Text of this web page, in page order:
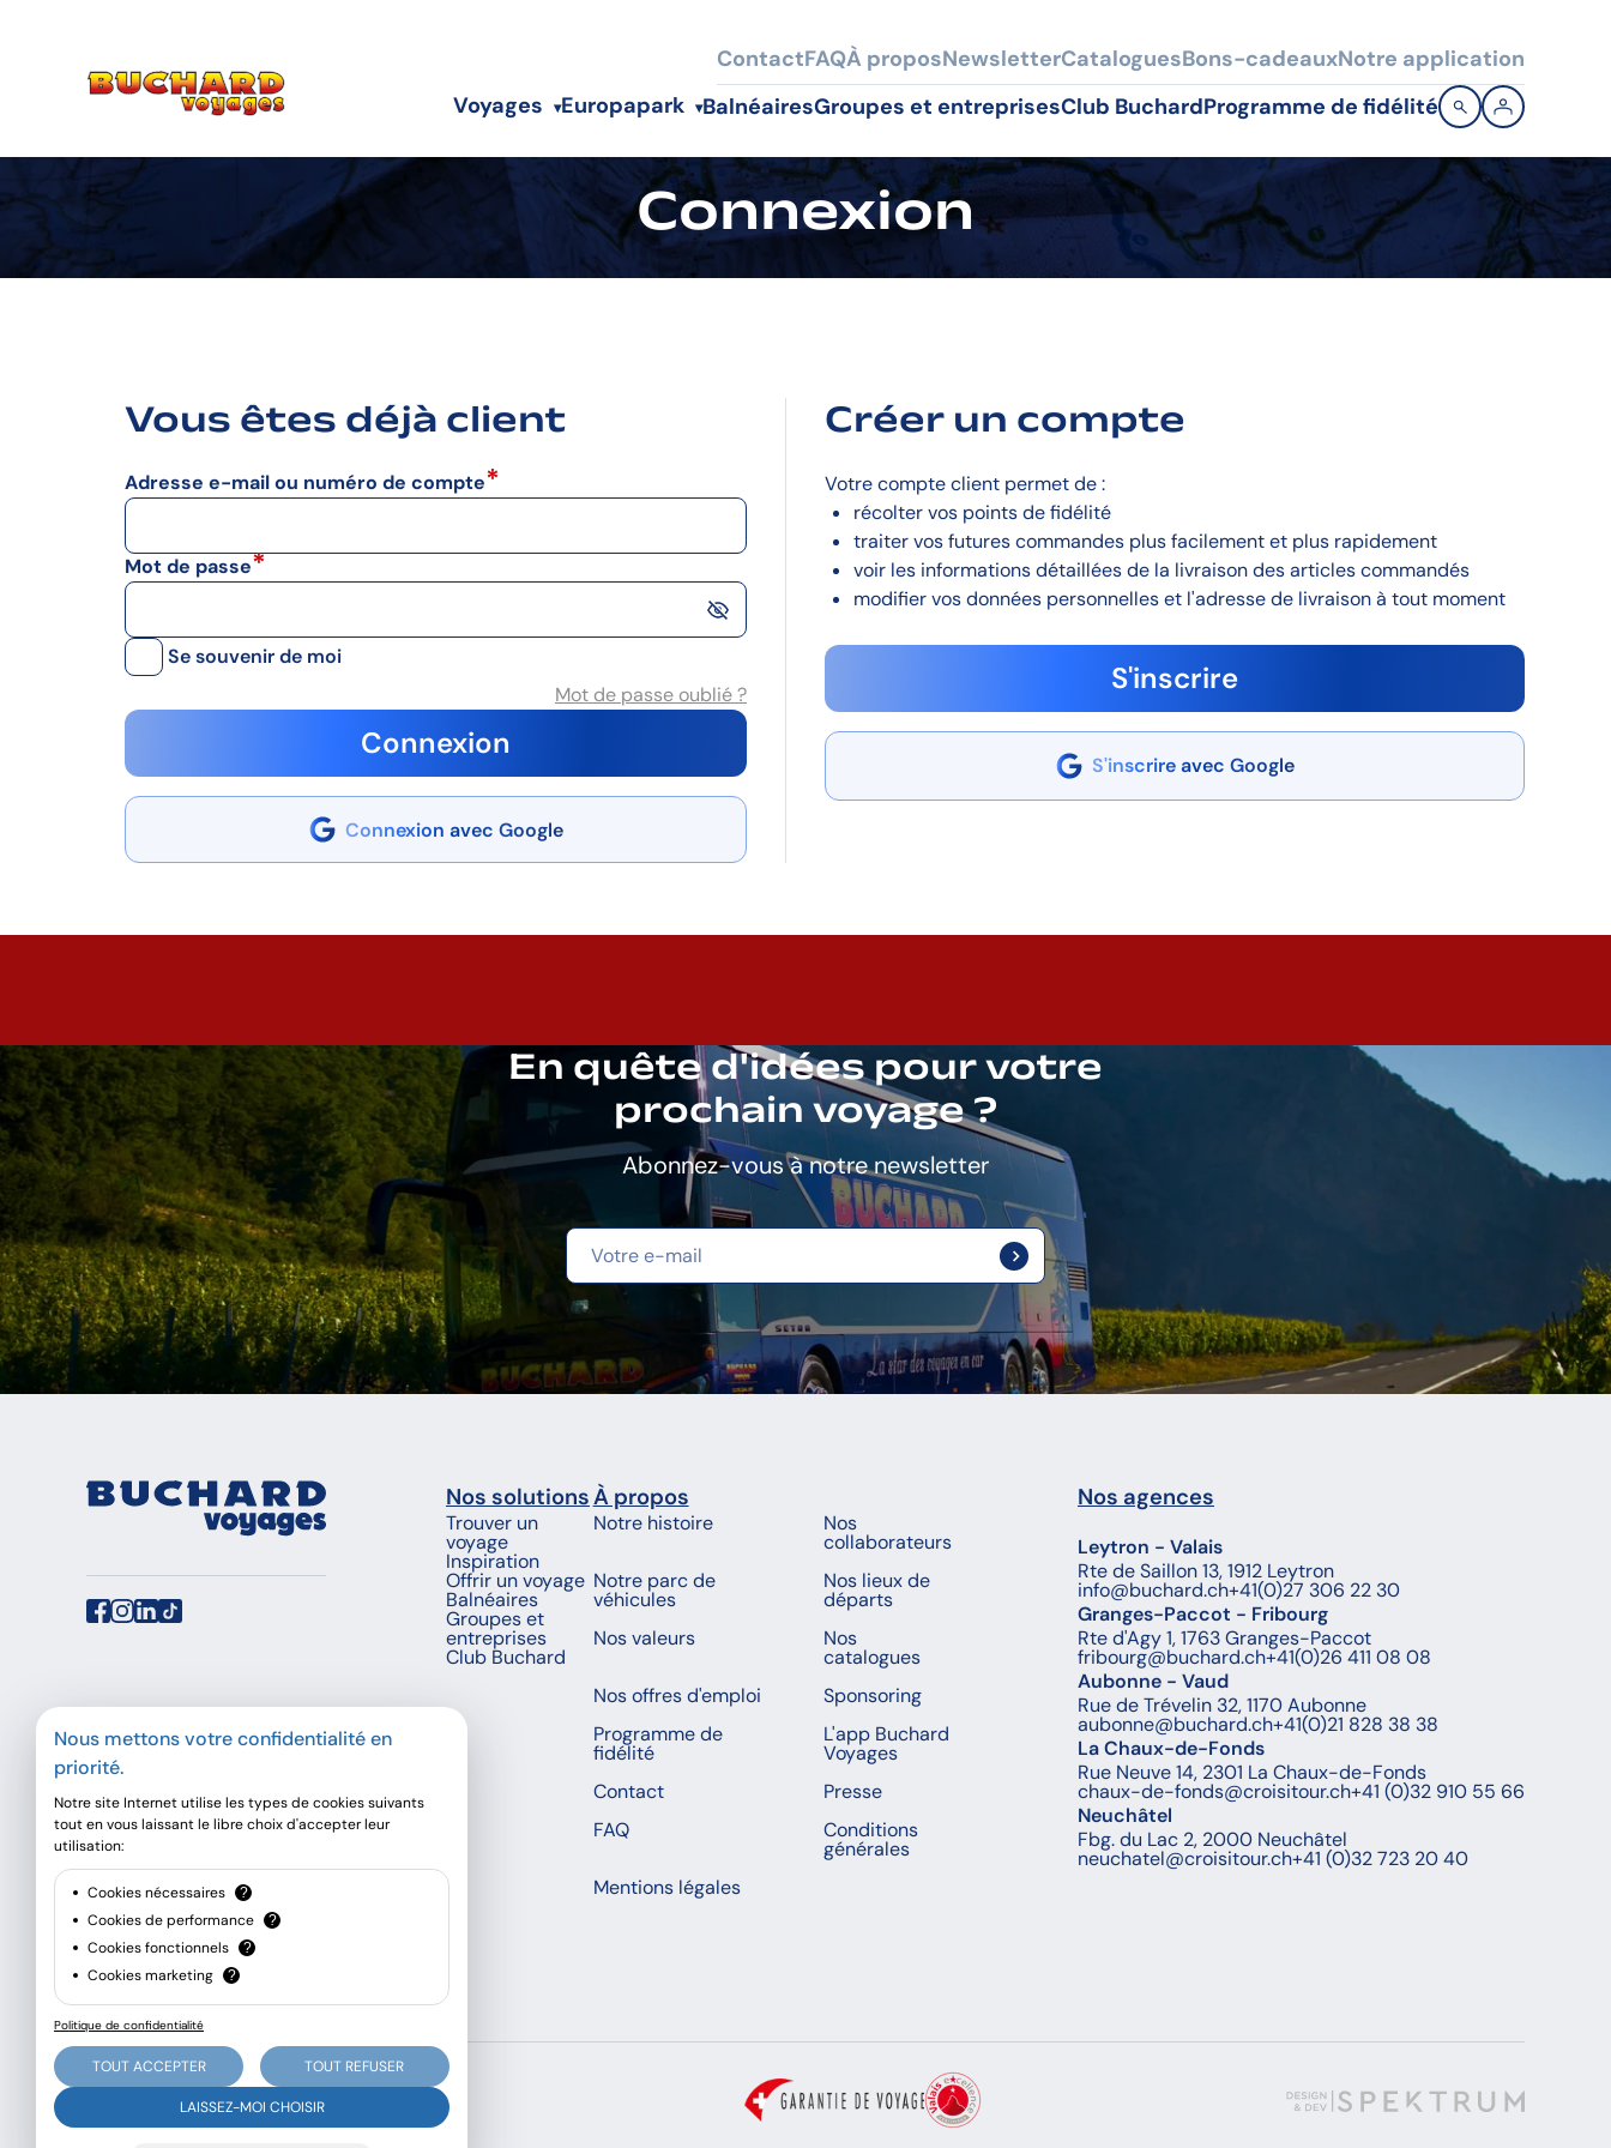
navigation
Voyages Europapark BalnéairesGroupes et entreprisesClub BuchardProgramme de fidélité
ContactFAQÀ proposNewsletterCataloguesBons-cadeauxNotre application
Connexion
Vous êtes déjà client
Adresse e-mail ou numéro de compte
Mot de passe
Se souvenir de moi
Mot de passe oublié ?
Connexion
Connexion avec Google
Créer un compte
Votre compte client permet de :
récolter vos points de fidélité
traiter vos futures commandes plus facilement et plus rapidement
voir les informations détaillées de la livraison des articles commandés
modifier vos données personnelles et l'adresse de livraison à tout moment
S'inscrire
S'inscrire avec Google
En quête d'idées pour votre
prochain voyage ?
Abonnez-vous à notre newsletter
Nos solutions
Trouver un
voyage
Inspiration
Offrir un voyage
Balnéaires
Groupes et
entreprises
Club Buchard
À propos
Notre histoire Nos
collaborateurs
Notre parc de
véhicules
Nos lieux de
départs
Nos valeurs
Nos
catalogues
Nos offres d'emploi
Sponsoring
Programme de
fidélité
L'app Buchard
Voyages
Contact
Presse
FAQ
Conditions
générales
Mentions légales
Nos agences
Leytron - Valais
Rte de Saillon 13, 1912 Leytron
info@buchard.ch+41(0)27 306 22 30
Granges-Paccot - Fribourg
Rte d'Agy 1, 1763 Granges-Paccot
fribourg@buchard.ch+41(0)26 411 08 08
Aubonne - Vaud
Rue de Trévelin 32, 1170 Aubonne
aubonne@buchard.ch+41(0)21 828 38 38
La Chaux-de-Fonds
Rue Neuve 14, 2301 La Chaux-de-Fonds
chaux-de-fonds@croisitour.ch+41 (0)32 910 55 66
Neuchâtel
Fbg. du Lac 2, 2000 Neuchâtel
neuchatel@croisitour.ch+41 (0)32 723 20 40
© Buchard voyages, 2026 - Tous droits réservés
Nous mettons votre confidentialité en
priorité.
Notre site Internet utilise les types de cookies suivants
tout en vous laissant le libre choix d'accepter leur
utilisation:
Cookies nécessaires ?
Cookies de performance ?
Cookies fonctionnels ?
Cookies marketing ?
Politique de confidentialité
TOUT ACCEPTER TOUT REFUSER
LAISSEZ-MOI CHOISIR